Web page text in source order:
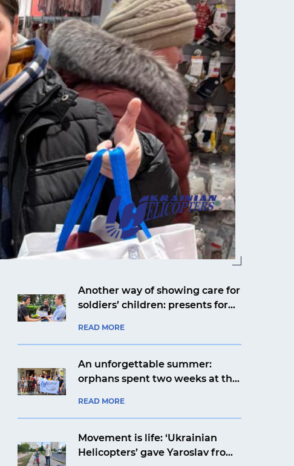
Another way of showing care for
soldiers’ children: presents for
READ MORE
An unforgettable summer:
orphans spent two weeks at the
READ MORE
Movement is life: ‘Ukrainian
Helicopters’ gave Yaroslav from